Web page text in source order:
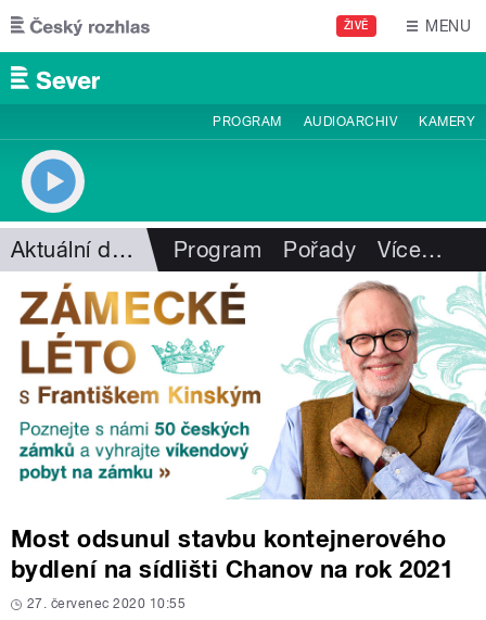
Přejít k hlavnímu obsahu
ŽIVĚ MENU
PROGRAM AUDIOARCHIV KAMERY
Aktuální dění Program Pořady Více…
Most odsunul stavbu kontejnerového
bydlení na sídlišti Chanov na rok 2021
27. červenec 2020 10:55